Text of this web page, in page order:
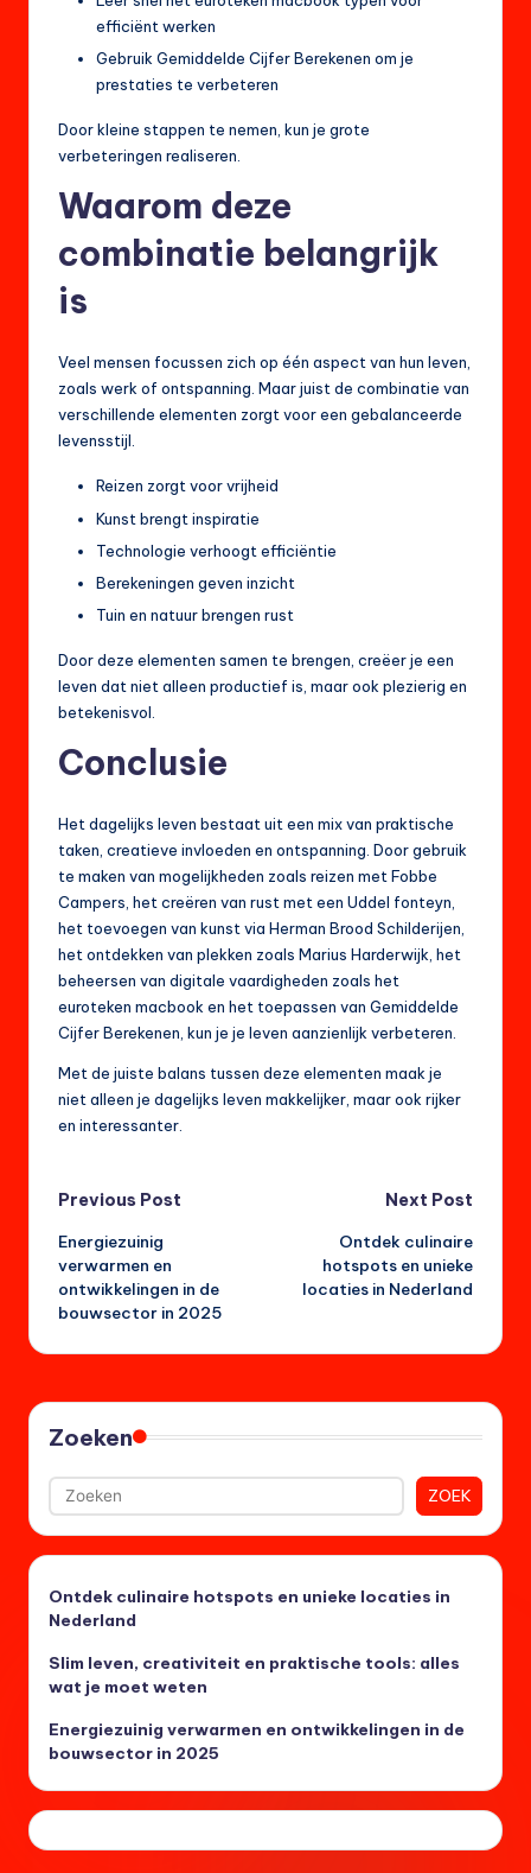
efficiënt werken
Gebruik Gemiddelde Cijfer Berekenen om je
prestaties te verbeteren
Door kleine stappen te nemen, kun je grote
verbeteringen realiseren.
Waarom deze
combinatie belangrijk
is
Veel mensen focussen zich op één aspect van hun leven,
zoals werk of ontspanning. Maar juist de combinatie van
verschillende elementen zorgt voor een gebalanceerde
levensstijl.
Reizen zorgt voor vrijheid
Kunst brengt inspiratie
Technologie verhoogt efficiëntie
Berekeningen geven inzicht
Tuin en natuur brengen rust
Door deze elementen samen te brengen, creëer je een
leven dat niet alleen productief is, maar ook plezierig en
betekenisvol.
Conclusie
Het dagelijks leven bestaat uit een mix van praktische
taken, creatieve invloeden en ontspanning. Door gebruik
te maken van mogelijkheden zoals reizen met Fobbe
Campers, het creëren van rust met een Uddel fonteyn,
het toevoegen van kunst via Herman Brood Schilderijen,
het ontdekken van plekken zoals Marius Harderwijk, het
beheersen van digitale vaardigheden zoals het
euroteken macbook en het toepassen van Gemiddelde
Cijfer Berekenen, kun je je leven aanzienlijk verbeteren.
Met de juiste balans tussen deze elementen maak je
niet alleen je dagelijks leven makkelijker, maar ook rijker
en interessanter.
Post
navigation
Previous Post
Energiezuinig
verwarmen en
ontwikkelingen in de
bouwsector in 2025
Next Post
Ontdek culinaire
hotspots en unieke
locaties in Nederland
Zoeken
ZOEK
Ontdek culinaire hotspots en unieke locaties in
Nederland
Slim leven, creativiteit en praktische tools: alles
wat je moet weten
Energiezuinig verwarmen en ontwikkelingen in de
bouwsector in 2025